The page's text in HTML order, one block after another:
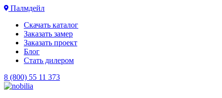
Палмдейл
Скачать каталог
Заказать замер
Заказать проект
Блог
Стать дилером
8 (800) 55 11 373